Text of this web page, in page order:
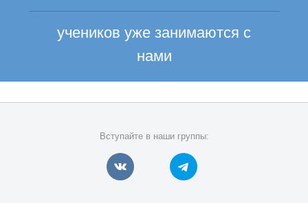
учеников уже занимаются с
нами
Вступайте в наши группы: